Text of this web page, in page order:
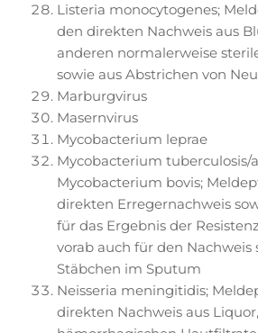
Listeria monocytogenes;
den direkten Nachweis aus
anderen normalerweise
sowie aus Abstrichen von
Marburgvirus
Masernvirus
Mycobacterium leprae
Mycobacterium tuberculosis/
Mycobacterium bovis;
direkten Erregernachweis
für das Ergebnis der
vorab auch für den Nachweis
Stäbchen im Sputum
Neisseria meningitidis;
direkten Nachweis aus